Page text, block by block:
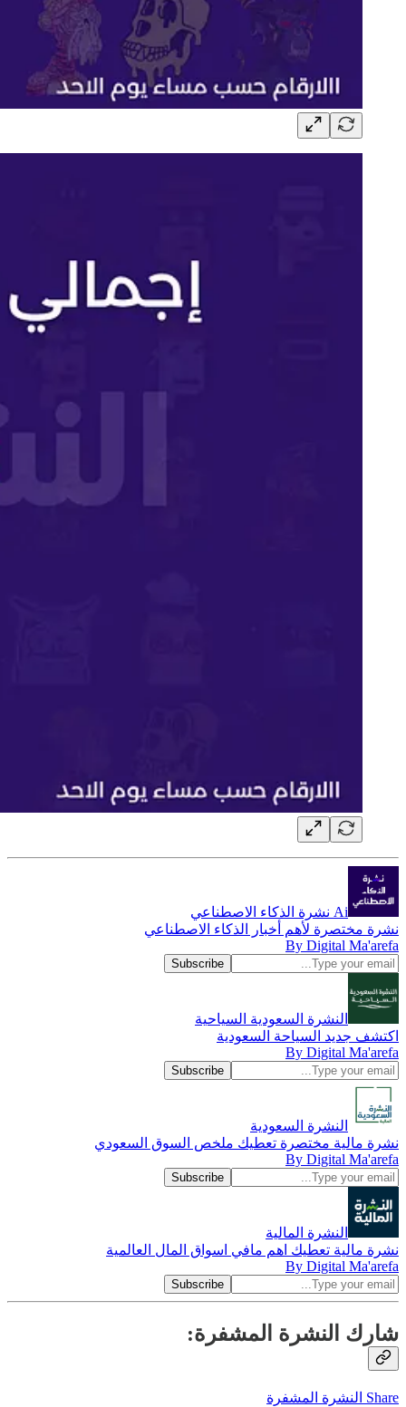
Ai نشرة الذكاء الاصطناعي
نشرة مختصرة لأهم أخبار الذكاء الاصطناعي
By Digital Ma'arefa
النشرة السعودية السياحية
اكتشف جديد السياحة السعودية
By Digital Ma'arefa
النشرة السعودية
نشرة مالية مختصرة تعطيك ملخص السوق السعودي
By Digital Ma'arefa
النشرة المالية
نشرة مالية تعطيك اهم مافي اسواق المال العالمية
By Digital Ma'arefa
شارك النشرة المشفرة:
Share النشرة المشفرة